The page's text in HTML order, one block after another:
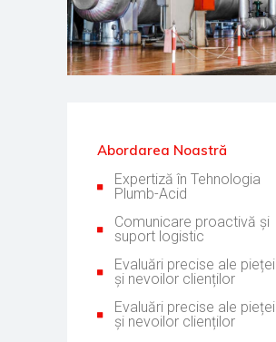
Abordarea Noastră
Expertiză în Tehnologia
Plumb-Acid
Comunicare proactivă și
suport logistic
Evaluări precise ale pieței
și nevoilor clienților
Evaluări precise ale pieței
și nevoilor clienților